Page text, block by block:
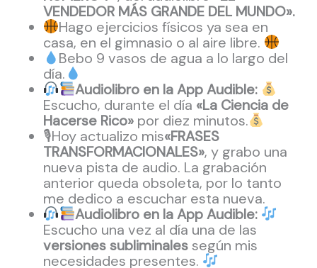
VENDEDOR MÁS GRANDE DEL MUNDO».
Hago ejercicios físicos ya sea en
casa, en el gimnasio o al aire libre.
Bebo 9 vasos de agua a lo largo del
día.
Audiolibro en la App Audible:
Escucho, durante el día «La Ciencia de
Hacerse Rico» por diez minutos.
🎙Hoy actualizo mis«FRASES
TRANSFORMACIONALES», y grabo una
nueva pista de audio. La grabación
anterior queda obsoleta, por lo tanto
me dedico a escuchar esta nueva.
Audiolibro en la App Audible:
Escucho una vez al día una de las
versiones subliminalessegún mis
necesidades presentes.